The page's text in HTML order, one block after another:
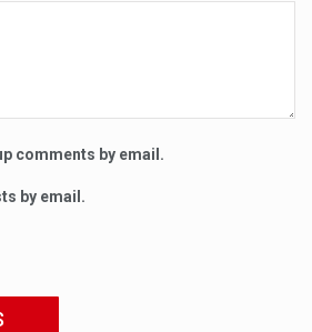
comments by email.
by email.